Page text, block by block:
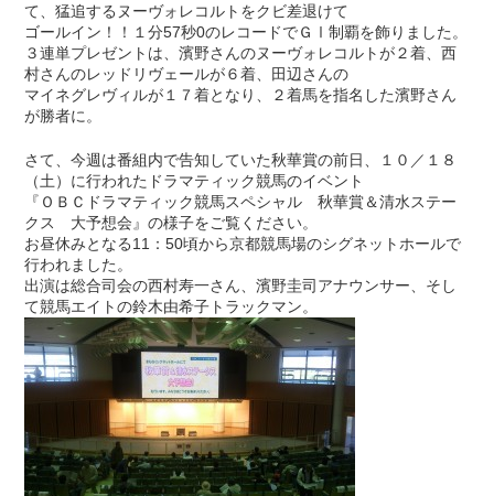
て、猛追するヌーヴォレコルトをクビ差退けて
ゴールイン！！１分57秒0のレコードでＧⅠ制覇を飾りました。
３連単プレゼントは、濱野さんのヌーヴォレコルトが２着、西
村さんのレッドリヴェールが６着、田辺さんの
マイネグレヴィルが１７着となり、２着馬を指名した濱野さん
が勝者に。
さて、今週は番組内で告知していた秋華賞の前日、１０／１８
（土）に行われたドラマティック競馬のイベント
『ＯＢＣドラマティック競馬スペシャル 秋華賞＆清水ステー
クス 大予想会』の様子をご覧ください。
お昼休みとなる11：50頃から京都競馬場のシグネットホールで
行われました。
出演は総合司会の西村寿一さん、濱野圭司アナウンサー、そし
て競馬エイトの鈴木由希子トラックマン。